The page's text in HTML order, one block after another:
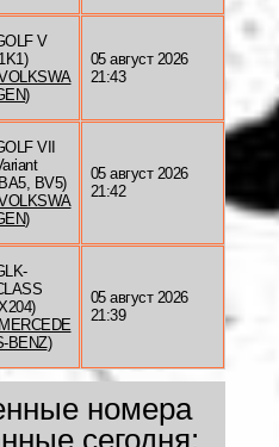
V
)
05 август 2026
21:43
VII
BV5)
)
05 август 2026
21:42
BENZ)
05 август 2026
21:39
номера